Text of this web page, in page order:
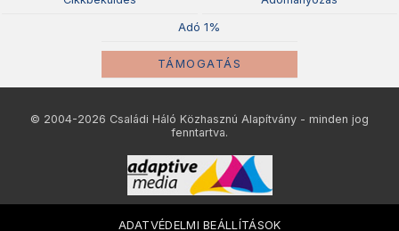
Adó 1%
TÁMOGATÁS
© 2004-2026 Családi Háló Közhasznú Alapítvány - minden jog
fenntartva.
ADATVÉDELMI BEÁLLÍTÁSOK